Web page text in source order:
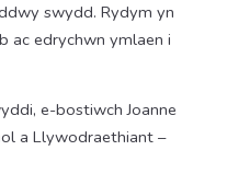
swydd. Rydym yn
ac edrychwn ymlaen i
e-bostiwch Joanne
a Llywodraethiant –